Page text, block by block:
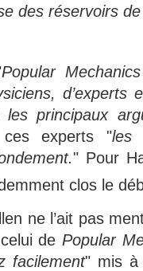
des réservoirs
Popular
principaux
experts "les
" Pour
clos le
ne l’ait pas
de Popular
facilement" mis à